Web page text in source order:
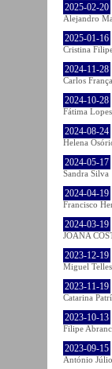
2025-02-20
Alejandro
2025-01-16
Cristina
2024-11-28
Carlos França
2024-10-28
Fátima
2024-08-24
Helena
2024-05-17
Sandra Silva
2024-04-19
Francisco
2024-03-19
JOANA
2023-12-19
Miguel
2023-11-19
Catarina
2023-10-13
Filipe
2023-09-15
António